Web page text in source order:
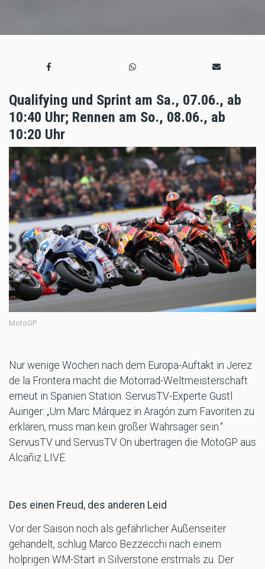
Qualifying und Sprint am Sa., 07.06., ab
10:40 Uhr; Rennen am So., 08.06., ab
10:20 Uhr
MotoGP
Nur wenige Wochen nach dem Europa-Auftakt in Jerez
de la Frontera macht die Motorrad-Weltmeisterschaft
erneut in Spanien Station. ServusTV-Experte Gustl
Auinger: „Um Marc Márquez in Aragón zum Favoriten zu
erklären, muss man kein großer Wahrsager sein.“
ServusTV und ServusTV On übertragen die MotoGP aus
Alcañiz LIVE.
Des einen Freud, des anderen Leid
Vor der Saison noch als gefährlicher Außenseiter
gehandelt, schlug Marco Bezzecchi nach einem
holprigen WM-Start in Silverstone erstmals zu. Der